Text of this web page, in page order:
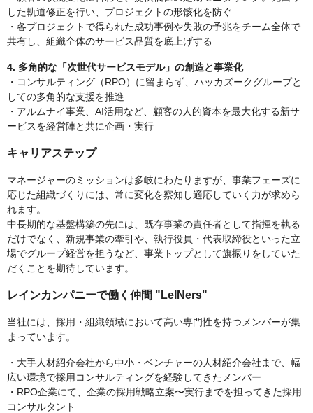
した軌道修正を行い、プロジェクトの形骸化を防ぐ
・各プロジェクトで得られた成功事例や失敗の予兆をチーム全体で
共有し、組織全体のサービス品質を底上げする
4. 多角的な「次世代サービスモデル」の創造と事業化
・コンサルティング（RPO）に留まらず、ハッカズークグループと
しての多角的な支援を推進
・アルムナイ事業、AI活用など、顧客の人的資本を最大化する新サ
ービスを経営陣と共に企画・実行
キャリアステップ
マネージャーのミッションは多岐にわたりますが、事業フェーズに
応じた組織づくりには、常に変化を察知し適応していく力が求めら
れます。
中長期的な基盤構築の先には、既存事業の責任者として指揮を執る
だけでなく、新規事業の牽引や、執行役員・代表取締役といった立
場でグループ経営を担うなど、事業トップとして旗振りをしていた
だくことを期待しています。
レインカンパニーで働く仲間 "LeINers"
当社には、採用・組織領域において高い専門性を持つメンバーが集
まっています。
・大手人材紹介会社から中小・ベンチャーの人材紹介会社まで、幅
広い環境で採用コンサルティングを経験してきたメンバー
・RPO企業にて、企業の採用戦略立案〜実行までを担ってきた採用
コンサルタント